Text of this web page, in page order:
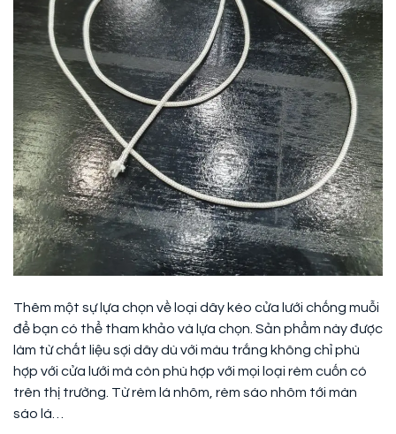
Thêm một sự lựa chọn về loại dây kéo cửa lưới chống muỗi
để bạn có thể tham khảo và lựa chọn. Sản phẩm này được
làm từ chất liệu sợi dây dù với màu trắng không chỉ phù
hợp với cửa lưới mà còn phù hợp với mọi loại rèm cuốn có
trên thị trường. Từ rèm lá nhôm, rèm sáo nhôm tới màn
sáo lá…